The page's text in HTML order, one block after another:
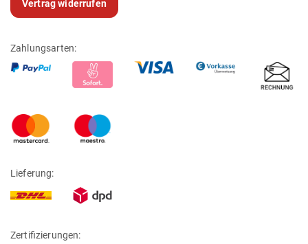
Vertrag widerrufen
Zahlungsarten:
Lieferung:
Zertifizierungen: